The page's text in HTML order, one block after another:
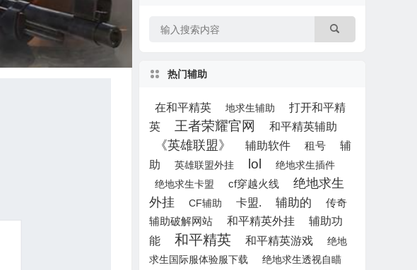
热门辅助
在和平精英 地求生辅助
打开和平精
英
王者荣耀官网 和平精英辅助
《英雄联盟》 辅助软件 租号
辅
助
英雄联盟外挂 lol
绝地求生插件
绝地求生卡盟
cf穿越火线
绝地求生
外挂
CF辅助 卡盟. 辅助的
传奇
辅助破解网站
和平精英外挂
辅助功
能
和平精英 和平精英游戏
绝地
求生国际服体验服下载
绝地求生透视自瞄